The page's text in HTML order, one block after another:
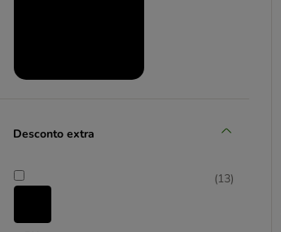
13
Desconto extra
(13)